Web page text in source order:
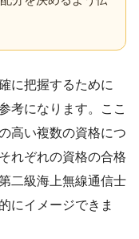
に把握するために
考になります。ここ
高い複数の資格につ
れぞれの資格の合格
二級海上無線通信士
にイメージできま